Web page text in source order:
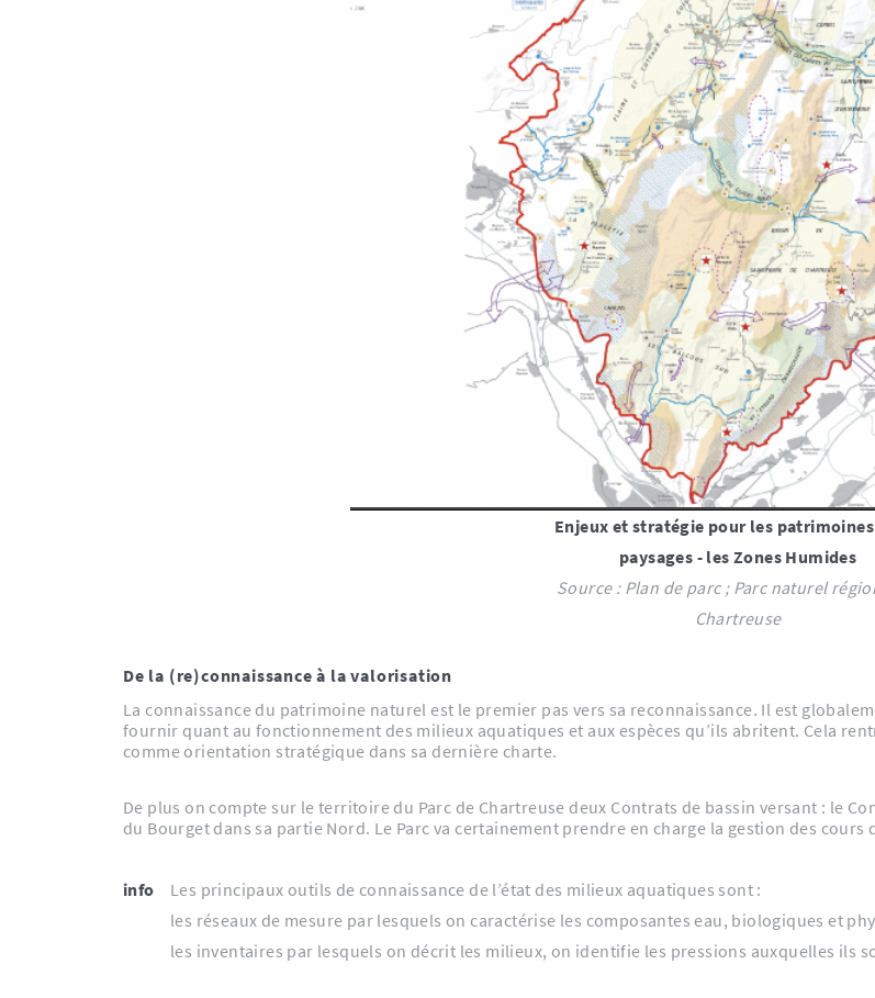
Enjeux et stratégie pour les
paysages - les Zones Humides
Source : Plan de parc ; Parc naturel
Chartreuse
De la (re)connaissance à la valorisation
La connaissance du patrimoine naturel est le premier pas vers sa reconnaissance. Il est
fournir quant au fonctionnement des milieux aquatiques et aux espèces qu’ils abritent. Cela
comme orientation stratégique dans sa dernière charte.
De plus on compte sur le territoire du Parc de Chartreuse deux Contrats de bassin versant : le Contrat de rivière Guiers à l’Ouest du massif et le
du Bourget dans sa partie Nord. Le Parc va certainement prendre en charge la gestion des cours
info
Les principaux outils de connaissance de l’état des milieux aquatiques sont :
les réseaux de mesure par lesquels on caractérise les composantes eau, biologiques et
les inventaires par lesquels on décrit les milieux, on identifie les pressions auxquelles ils